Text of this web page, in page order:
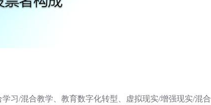
习/混合教学、教育数字化转型、虚拟现实/增强现实/混合